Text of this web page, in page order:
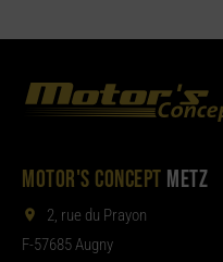
MOTOR'S CONCEPT METZ
2, rue du Prayon
F-57685 Augny